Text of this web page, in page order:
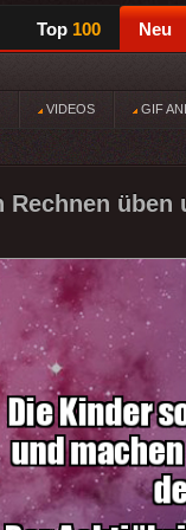
Top 100 Neu
VIDEOS GIF
Rechnen